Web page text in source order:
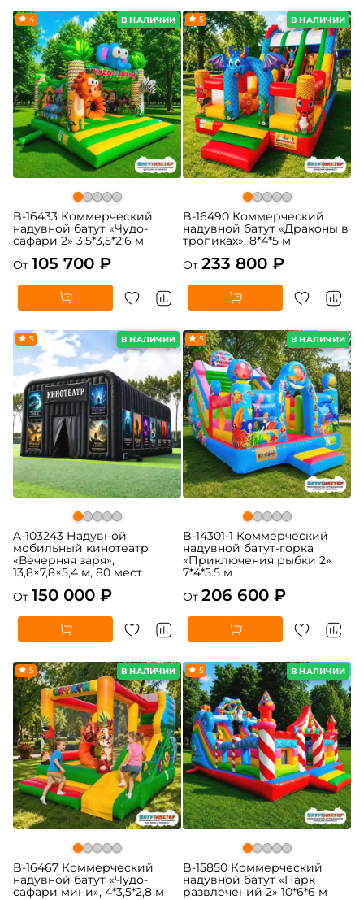
В НАЛИЧИИ
4
B-16433 Коммерческий
надувной батут «Чудо-
сафари 2» 3,5*3,5*2,6 м
От 105 700 ₽
В НАЛИЧИИ
5
B-16490 Коммерческий
надувной батут «Драконы в
тропиках», 8*4*5 м
От 233 800 ₽
В НАЛИЧИИ
5
A-103243 Надувной
мобильный кинотеатр
«Вечерняя заря»,
13,8×7,8×5,4 м, 80 мест
От 150 000 ₽
В НАЛИЧИИ
5
B-14301-1 Коммерческий
надувной батут-горка
«Приключения рыбки 2»
7*4*5.5 м
От 206 600 ₽
В НАЛИЧИИ
5
B-16467 Коммерческий
надувной батут «Чудо-
сафари мини», 4*3,5*2,8 м
В НАЛИЧИИ
5
B-15850 Коммерческий
надувной батут «Парк
развлечений 2» 10*6*6 м